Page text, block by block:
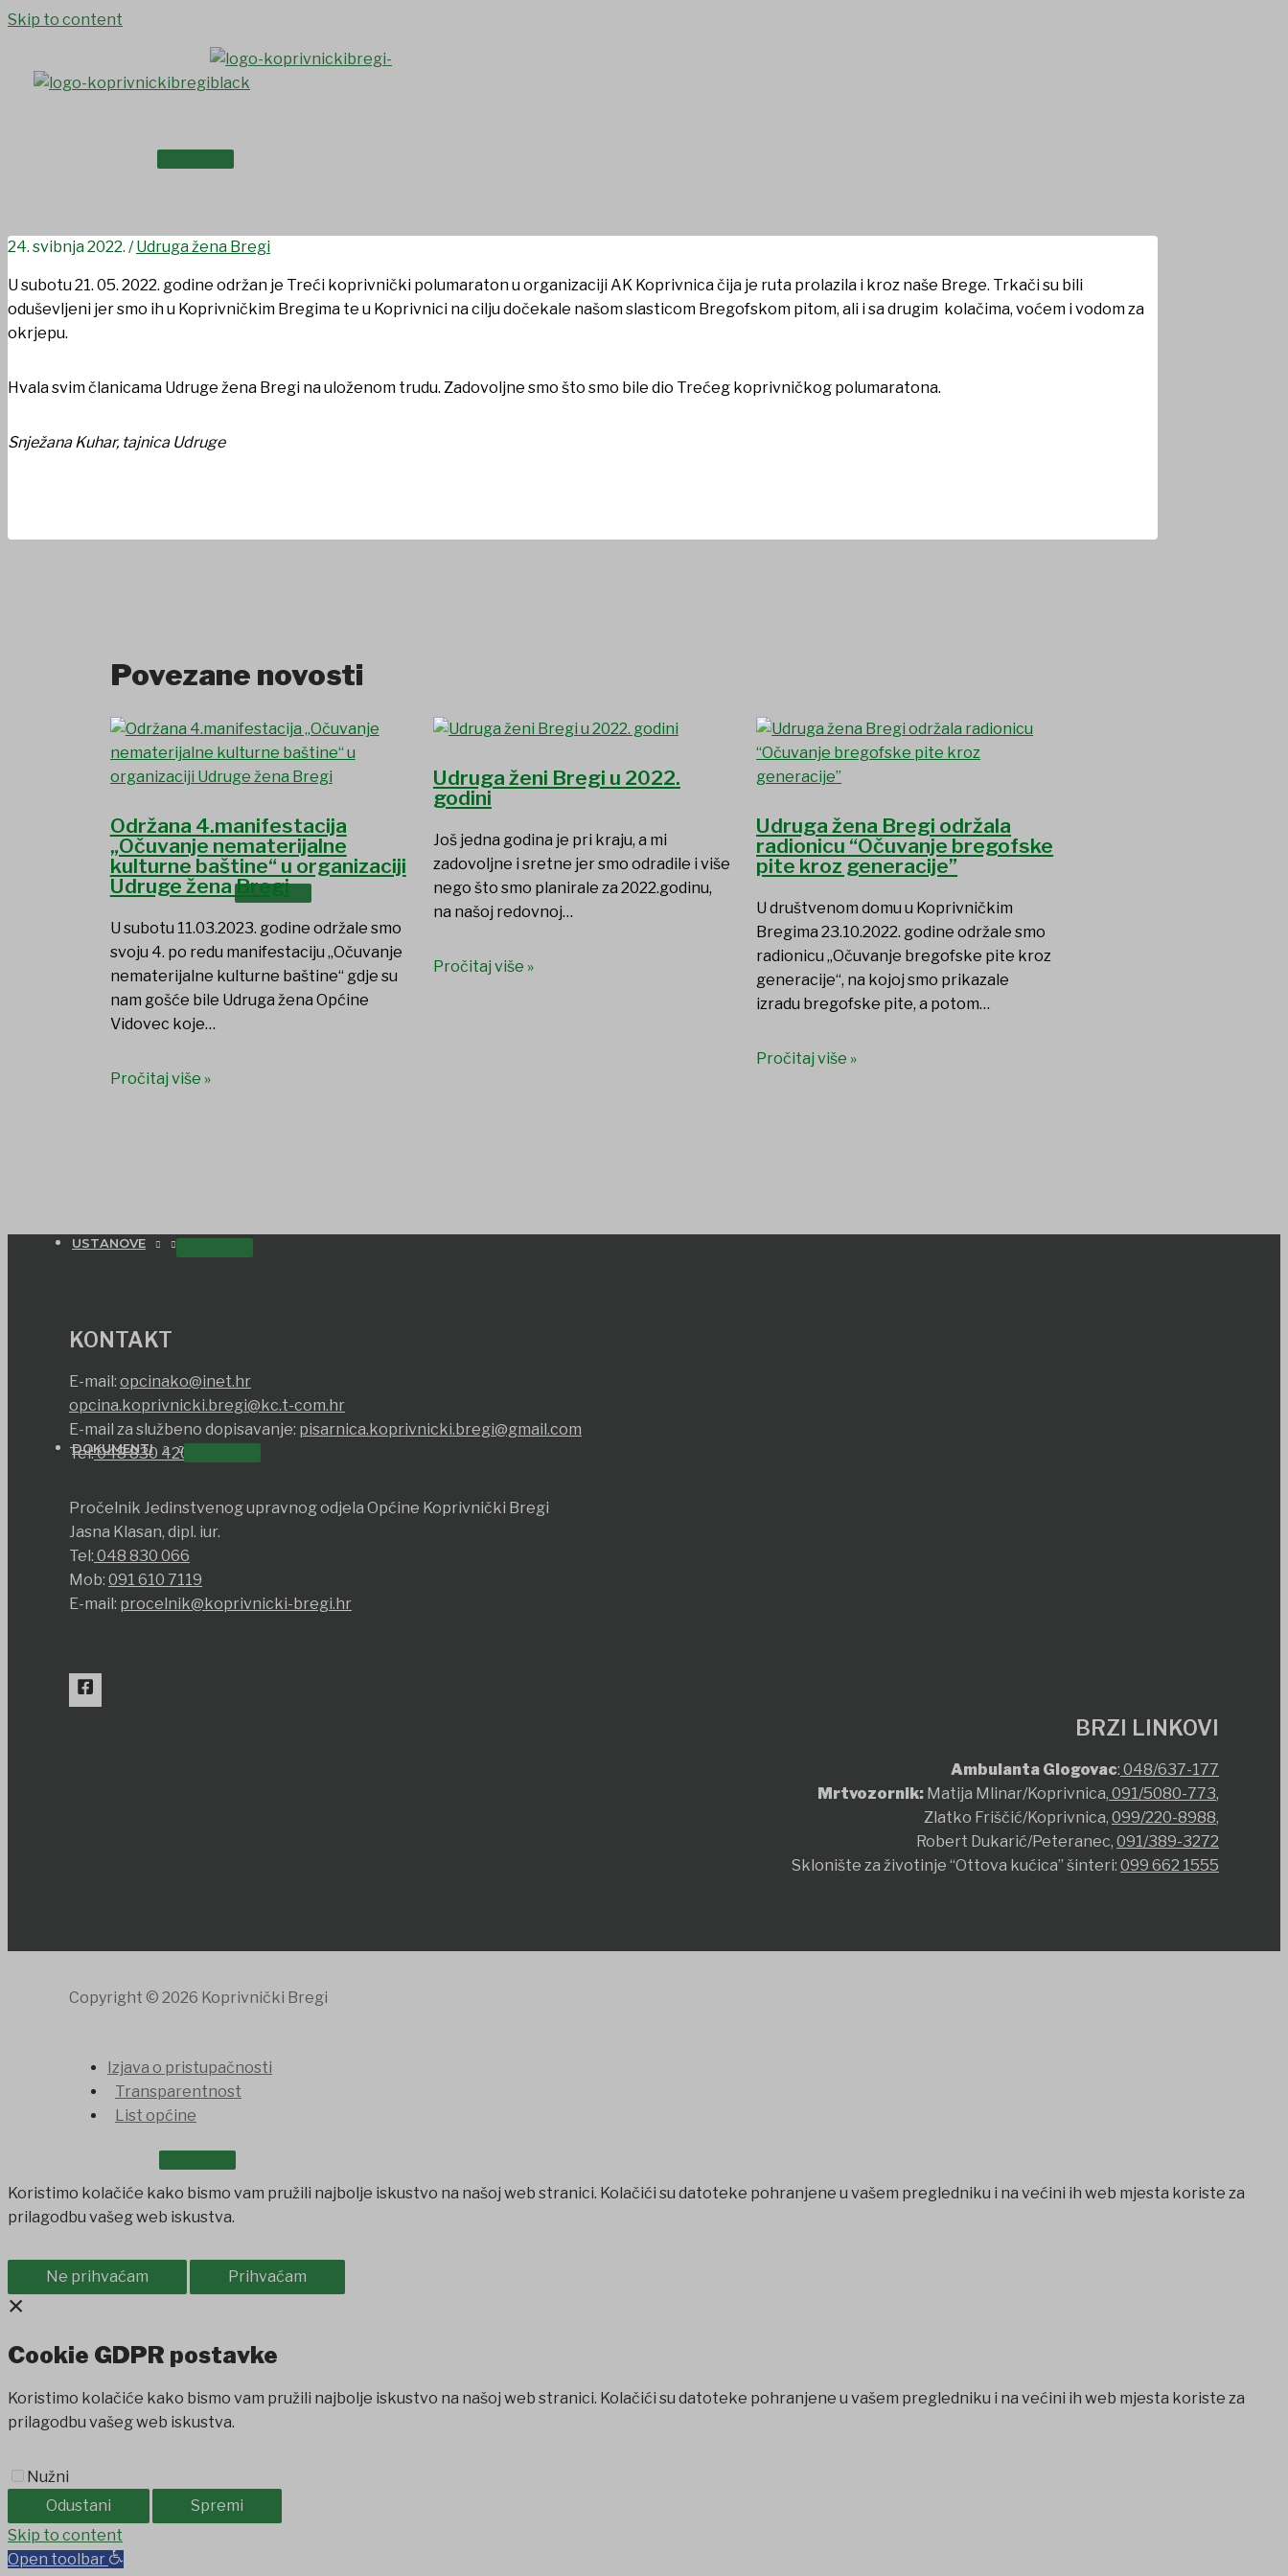
Skip to content
UDRUGE I DRUŠTVA
USTANOVE
DOKUMENTI
Udruga žena Bregi dočekala trkače Trećeg koprivničkog polumaratona
24. svibnja 2022. /Udruga žena Bregi
U subotu 21. 05. 2022. godine održan je Treći koprivnički polumaraton u organizaciji AK Koprivnica čija je ruta prolazila i kroz naše Brege. Trkači su bili
oduševljeni jer smo ih u Koprivničkim Bregima te u Koprivnici na cilju dočekale našom slasticom Bregofskom pitom, ali i sa drugim kolačima, voćem i vodom za
okrjepu.
Hvala svim članicama Udruge žena Bregi na uloženom trudu. Zadovoljne smo što smo bile dio Trećeg koprivničkog polumaratona.
Snježana Kuhar, tajnica Udruge
Povezane novosti
Održana 4.manifestacija
„Očuvanje nematerijalne
kulturne baštine“ u organizaciji
Udruge žena Bregi
U subotu 11.03.2023. godine održale smo
svoju 4. po redu manifestaciju „Očuvanje
nematerijalne kulturne baštine“ gdje su
nam gošće bile Udruga žena Općine
Vidovec koje…
Pročitaj više »
Udruga ženi Bregi u 2022.
godini
Još jedna godina je pri kraju, a mi
zadovoljne i sretne jer smo odradile i više
nego što smo planirale za 2022.godinu,
na našoj redovnoj…
Pročitaj više »
Udruga žena Bregi održala
radionicu “Očuvanje bregofske
pite kroz generacije”
U društvenom domu u Koprivničkim
Bregima 23.10.2022. godine održale smo
radionicu „Očuvanje bregofske pite kroz
generacije“, na kojoj smo prikazale
izradu bregofske pite, a potom…
Pročitaj više »
KONTAKT
E-mail: opcinako@inet.hr
opcina.koprivnicki.bregi@kc.t-com.hr
E-mail za službeno dopisavanje: pisarnica.koprivnicki.bregi@gmail.com
Tel:048 830 420
Pročelnik Jedinstvenog upravnog odjela Općine Koprivnički Bregi
Jasna Klasan, dipl. iur.
Tel: 048 830 066
Mob: 091 610 7119
E-mail: procelnik@koprivnicki-bregi.hr
BRZI LINKOVI
Ambulanta Glogovac: 048/637-177
Mrtvozornik: Matija Mlinar/Koprivnica, 091/5080-773,
Zlatko Friščić/Koprivnica, 099/220-8988,
Robert Dukarić/Peteranec, 091/389-3272
Sklonište za životinje “Ottova kućica” šinteri: 099 662 1555
Copyright © 2026 Koprivnički Bregi
Izjava o pristupačnosti
Transparentnost
List općine
Koristimo kolačiće kako bismo vam pružili najbolje iskustvo na našoj web stranici. Kolačići su datoteke pohranjene u vašem pregledniku i na većini ih web mjesta koriste za
prilagodbu vašeg web iskustva.
Ne prihvaćam Prihvaćam
×
Cookie GDPR postavke
Koristimo kolačiće kako bismo vam pružili najbolje iskustvo na našoj web stranici. Kolačići su datoteke pohranjene u vašem pregledniku i na većini ih web mjesta koriste za
prilagodbu vašeg web iskustva.
Nužni
Odustani
Spremi
holiganbetHoliganbet
Skip to content
Open toolbar